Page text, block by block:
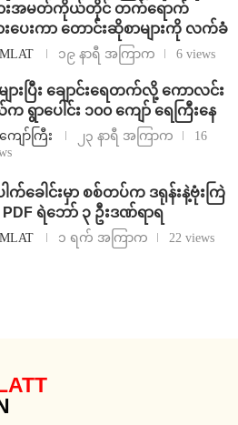
းအမတ်ကိုယ်တိုင် တက်ရောက်
းပေးကာ တောင်းဆိုစာများကို လက်ခံ
MLAT ၁၉ နာရီ အကြာက 6 views
ျားပြီး ချောင်းရေတက်လို့ ကောလင်း
ရွာပေါင်း ၁၀၀ ကျော် ရေကြီးနေ
ကျော်ကြီး ၂၃ နာရီ အကြာက
16
ါက်ခေါင်းမှာ စစ်တပ်က ဒရုန်းနဲ့ဗုံးကြဲ
ရဲဘော် ၃ ဦးဒဏ်ရာရ
MLAT ၁ ရက် အကြာက 22 views